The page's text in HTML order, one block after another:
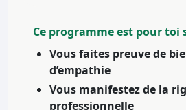
Ce programme est pour toi
Vous faites preuve de
d’empathie
Vous manifestez de la
professionnelle